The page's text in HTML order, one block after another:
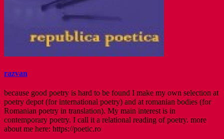
razvan
because good poetry is hard to be found I make my own selection at
poetry depot (for international poetry) and at romanian bodies (for
Romanian poetry in translation). My main interest is in
contemporary poetry. I call it a relational reading of poetry. more
about me here: https://poetic.ro